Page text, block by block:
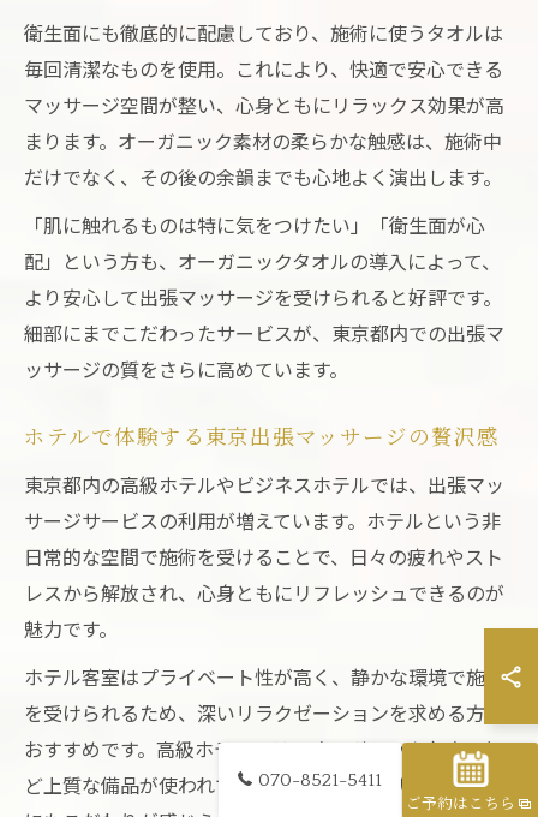
衛生面にも徹底的に配慮しており、施術に使うタオルは
毎回清潔なものを使用。これにより、快適で安心できる
マッサージ空間が整い、心身ともにリラックス効果が高
まります。オーガニック素材の柔らかな触感は、施術中
だけでなく、その後の余韻までも心地よく演出します。
「肌に触れるものは特に気をつけたい」「衛生面が心
配」という方も、オーガニックタオルの導入によって、
より安心して出張マッサージを受けられると好評です。
細部にまでこだわったサービスが、東京都内での出張マ
ッサージの質をさらに高めています。
ホテルで体験する東京出張マッサージの贅沢感
東京都内の高級ホテルやビジネスホテルでは、出張マッ
サージサービスの利用が増えています。ホテルという非
日常的な空間で施術を受けることで、日々の疲れやスト
レスから解放され、心身ともにリフレッシュできるのが
魅力です。
ホテル客室はプライベート性が高く、静かな環境で施術
を受けられるため、深いリラクゼーションを求める方に
おすすめです。高級ホテルでは、オーガニックタオルな
ど上質な備品が使われていることも多く、サービスの質
070-8521-5411
ご予約はこちら